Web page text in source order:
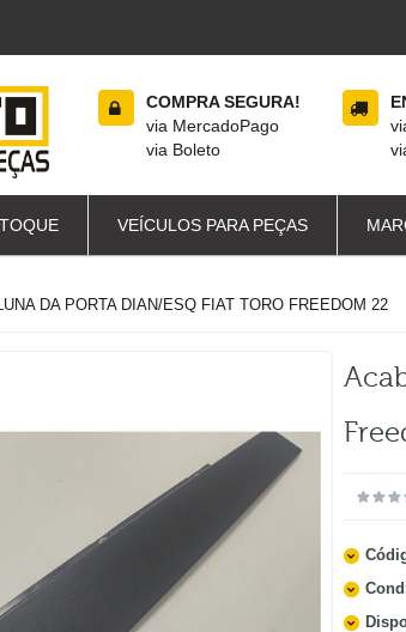
COMPRA SEGURA!
via MercadoPago
via Boleto
VEÍCULOS PARA PEÇAS
DA PORTA DIAN/ESQ FIAT TORO FREEDOM 22